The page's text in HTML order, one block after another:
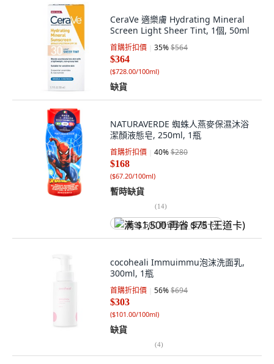
CeraVe 適樂膚 Hydrating Mineral
Screen Light Sheer Tint, 1個, 50ml
首購折扣價 35%$564
$364
($728.00/100ml)
缺貨
NATURAVERDE 蜘蛛人燕麥保濕沐浴
潔顏液態皂, 250ml, 1瓶
首購折扣價 40%$280
$168
($67.20/100ml)
暫時缺貨
(14)
满 $1,500 再省 $75 (王道卡)
cocoheali Immuimmu泡沫洗面乳,
300ml, 1瓶
首購折扣價 56%$694
$303
($101.00/100ml)
缺貨
(4)